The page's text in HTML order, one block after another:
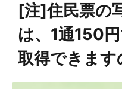
[注]住民票の
は、1通150
取得できま